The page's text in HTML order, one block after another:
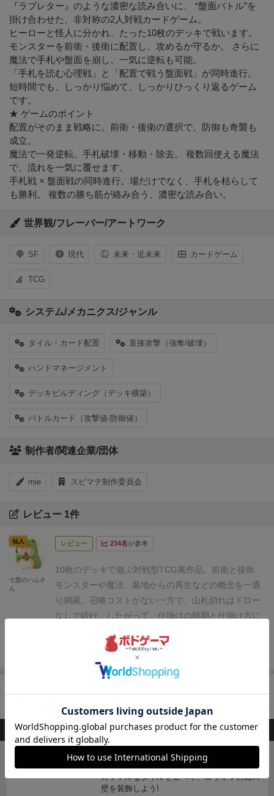
『ラブレター』のような濃密な読み合いに、 “盤面バトル”を
掛け合わせた、非対称の2人対戦カードゲーム。
ヒーローと怪人に分かれ、たった10枚のデッキで戦います。
モンスターを前衛・後衛に配置し、攻めるか守るか。 さらに
魔法で手札や盤面を崩し、一気に逆転も可能。
「手札を読む心理戦」と「配置で戦う盤面戦」が同時進行。
短時間でも、しっかり悩めて、しっかりひっくり返るゲーム
です。
★ ゲームのポイント
配置がそのまま戦略に。前衛・後衛の選択で、防御も奇襲も
成立。
魔法で一発逆転。手札破壊・移動・除去。 複数回使える魔法
で、流れを一気に覆せます。
手札戦 × 盤面戦の同時進行。場だけでなく、手札を枯らして
も勝利。 複数の勝ち筋が絡み合う、濃密な読み合い。
世界観/フレーバー/アートワーク
SF 現代 未来・近未来 カードゲーム
TCG
システム/メカニクス/ジャンル
タイル・カード配置 直接攻撃（強奪/破壊）
ハンドマネージメント
デッキビルディング（デッキ構築）
バトルカード（攻撃値-防御値）
制作者/関連企業/団体
mie スピマテ制作委員会
レビュー 1件
レビュー 234名が参考
10枚のデッキで遊ぶ対戦型TCG風作品。 前衛と後衛、
モンスターや魔法、墓地からの再生などの概念を一通
り網羅。 召喚コストがない一方で、山札切れはドロー
なしで続行。
したがって、仕掛けの時期と仕掛け方に
仙人
七盤のハムさ
ん
カートに追加する
このボードゲームを持ってる人が購入した商品
アズール
カラフルなタイルを並べて、エヴォラ宮殿の
壁を装飾しよう!